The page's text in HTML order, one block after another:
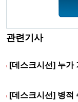
관련기사
[데스크시선] 누가
[데스크시선] 병적